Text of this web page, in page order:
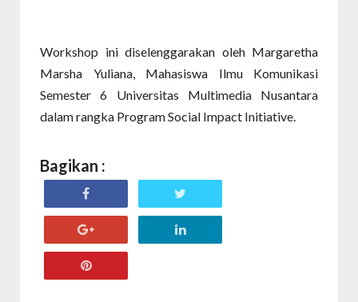
Workshop ini diselenggarakan oleh Margaretha
Marsha Yuliana, Mahasiswa Ilmu Komunikasi
Semester 6 Universitas Multimedia Nusantara
dalam rangka Program Social Impact Initiative.
Bagikan :